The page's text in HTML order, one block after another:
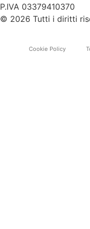
P.IVA 03379410370
© 2026 Tutti i diritti
Cookie Policy